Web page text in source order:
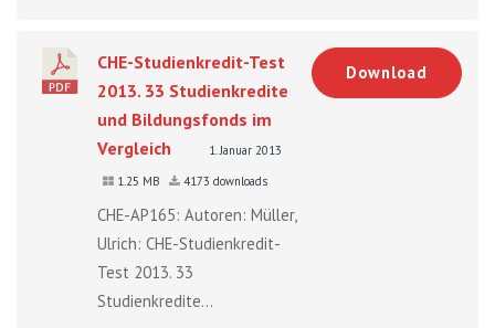
CHE-Studienkredit-Test
2013. 33 Studienkredite
und Bildungsfonds im
Vergleich
1. Januar 2013
1.25 MB
4173 downloads
CHE-AP165: Autoren: Müller,
Ulrich: CHE-Studienkredit-
Test 2013. 33
Studienkredite...
Download